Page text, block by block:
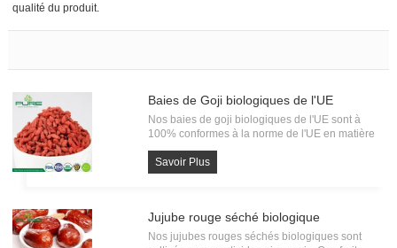
qualité du produit.
Baies de Goji biologiques de l'UE
Nos baies de goji biologiques de l'UE sont à
100% conformes à la norme de l'UE en matière
d'aliments biologiques, avec la certification
biologique KIWA BCS. Chaque lot de Goji
organique doit être soumis à un test de
Savoir Plus
Jujube rouge séché biologique
Nos jujubes rouges séchés biologiques sont